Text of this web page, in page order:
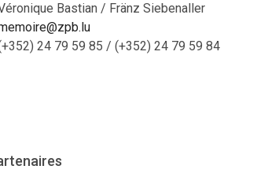
Bastian / Fränz Siebenaller
24 79 59 85 / (+352) 24 79 59 84